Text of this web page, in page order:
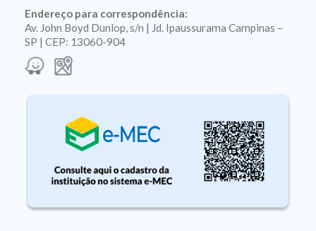
Endereço para correspondência:
Av. John Boyd Dunlop, s/n | Jd. Ipaussurama Campinas –
SP | CEP: 13060-904